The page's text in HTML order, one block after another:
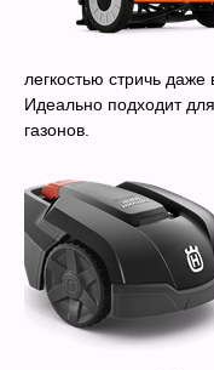
легкостью стричь даже
Идеально подходит
газонов.